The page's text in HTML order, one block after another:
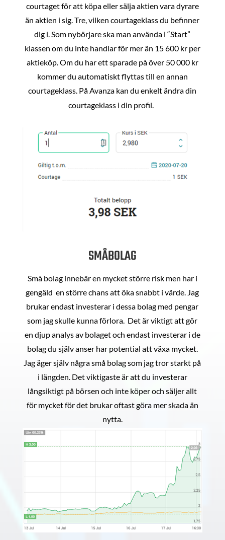
courtaget för att köpa eller sälja aktien vara dyrare
än aktien i sig. Tre, vilken courtageklass du befinner
dig i. Som nybörjare ska man använda i “Start”
klassen om du inte handlar för mer än 15 600 kr per
aktieköp. Om du har ett sparade på över 50 000 kr
kommer du automatiskt flyttas till en annan
courtageklass. På Avanza kan du enkelt ändra din
courtageklass i din profil.
SMÅBOLAG
Små bolag innebär en mycket större risk men har i
gengäld en större chans att öka snabbt i värde. Jag
brukar endast investerar i dessa bolag med pengar
som jag skulle kunna förlora. Det är viktigt att gör
en djup analys av bolaget och endast investerar i de
bolag du själv anser har potential att växa mycket.
Jag äger själv några små bolag som jag tror starkt på
i längden. Det viktigaste är att du investerar
långsiktigt på börsen och inte köper och säljer allt
för mycket för det brukar oftast göra mer skada än
nytta.